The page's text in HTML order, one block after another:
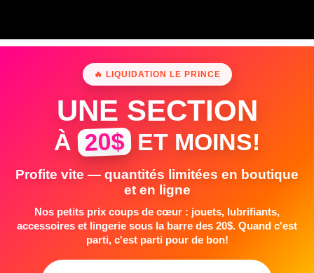
🔥 LIQUIDATION LE PRINCE
UNE SECTION
À 20$ ET MOINS!
Profite vite — quantités limitées en boutique
et en ligne
Nos petits prix coups de cœur : jouets, lubrifiants,
accessoires et lingerie sous la barre des 20$. Quand c'est
parti, c'est parti pour de bon!